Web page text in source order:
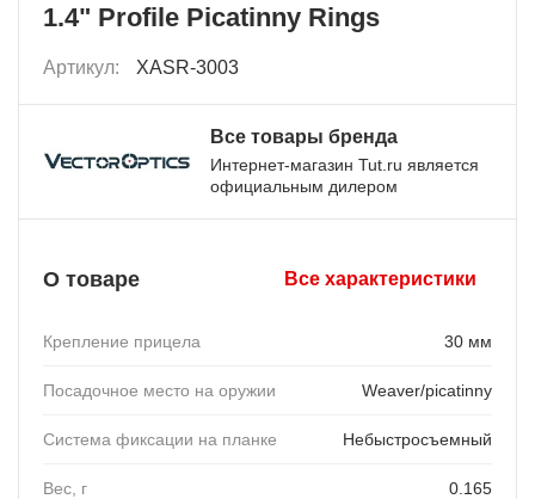
1.4" Profile Picatinny Rings
Артикул: XASR-3003
Все товары бренда
Интернет-магазин Tut.ru является
официальным дилером
О товаре Все характеристики
Крепление прицела 30 мм
Посадочное место на оружии Weaver/picatinny
Система фиксации на планке Небыстросъемный
Вес, г 0.165